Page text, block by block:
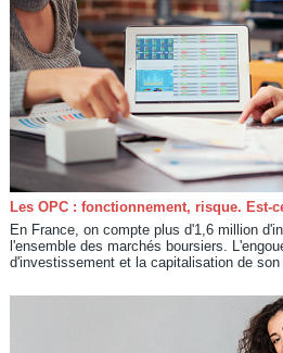
Les OPC : fonctionnement, risque. Est-
En France, on compte plus d'1,6 million
l'ensemble des marchés boursiers.
d'investissement et la capitalisation de